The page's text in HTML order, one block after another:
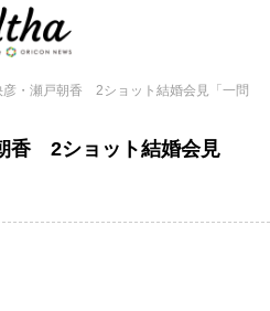
彦・瀬戸朝香 2ショット結婚会見「一問
香 2ショット結婚会見